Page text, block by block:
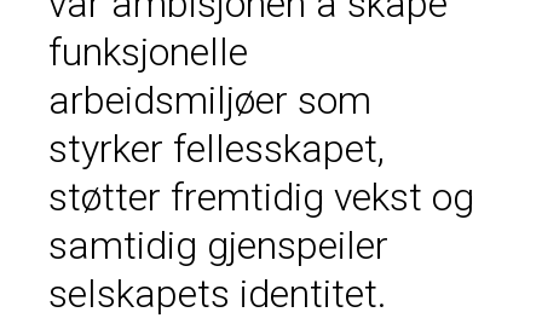
funksjonelle
arbeidsmiljøer som
styrker fellesskapet,
støtter fremtidig vekst og
samtidig gjenspeiler
selskapets identitet.